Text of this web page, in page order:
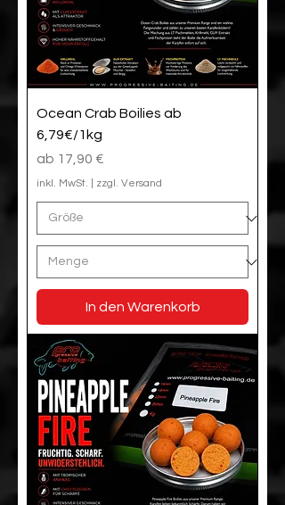
Ocean Crab Boilies ab
6,79€/1kg
ab 17,90 €
Sale-Preis
inkl. MwSt. zzgl. Versand
In den Warenkorb